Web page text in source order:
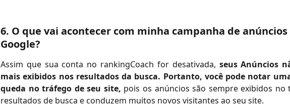
6. O que vai acontecer com minha campanha de anúncios
Google?
Assim que sua conta no rankingCoach for desativada, seus Anúncios
mais exibidos nos resultados da busca. Portanto, você pode notar
queda no tráfego de seu site, pois os anúncios são sempre exibidos no
resultados de busca e conduzem muitos novos visitantes ao seu site.